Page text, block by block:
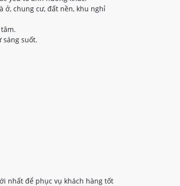
ở, chung cư, đất nền, khu nghỉ
suốt.
nhất để phục vụ khách hàng tốt